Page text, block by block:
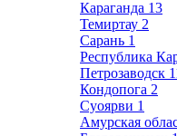
Караганда 13
Темиртау 2
Сарань 1
Республика
Петрозаводск
Кондопога 2
Суоярви 1
Амурская